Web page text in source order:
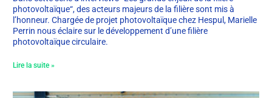
photovoltaïque“, des acteurs majeurs de la filière sont mis à
l’honneur. Chargée de projet photovoltaïque chez Hespul, Marielle
Perrin nous éclaire sur le développement d’une filière
photovoltaïque circulaire.
Lire la suite »